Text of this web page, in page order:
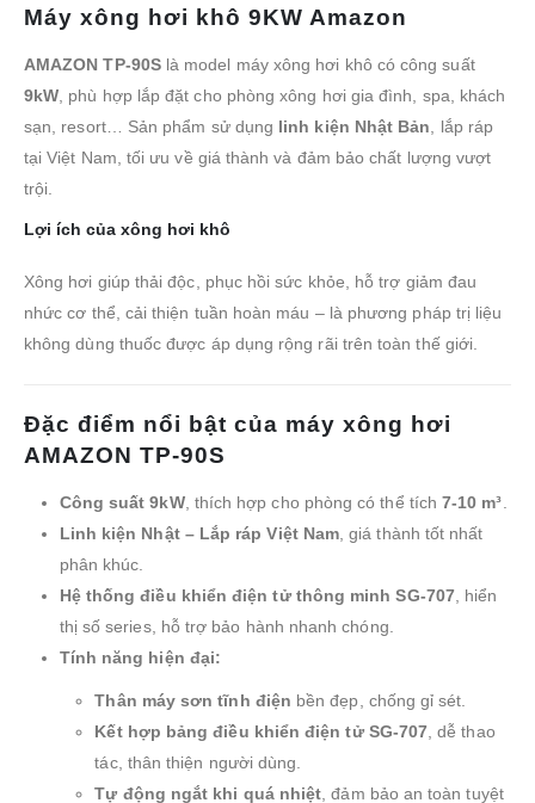
Máy xông hơi khô 9KW Amazon
AMAZON TP-90Slà model máy xông hơi khô có công suất
9kW, phù hợp lắp đặt cho phòng xông hơi gia đình, spa, khách
sạn, resort… Sản phẩm sử dụng linh kiện Nhật Bản, lắp ráp
tại Việt Nam, tối ưu về giá thành và đảm bảo chất lượng vượt
trội.
Lợi ích của xông hơi khô
Xông hơi giúp thải độc, phục hồi sức khỏe, hỗ trợ giảm đau
nhức cơ thể, cải thiện tuần hoàn máu – là phương pháp trị liệu
không dùng thuốc được áp dụng rộng rãi trên toàn thế giới.
Đặc điểm nổi bật của máy xông hơi
AMAZON TP-90S
Công suất 9kW, thích hợp cho phòng có thể tích7-10 m³.
Linh kiện Nhật – Lắp ráp Việt Nam, giá thành tốt nhất
phân khúc.
Hệ thống điều khiển điện tử thông minh SG-707, hiển
thị số series, hỗ trợ bảo hành nhanh chóng.
Tính năng hiện đại:
Thân máy sơn tĩnh điện bền đẹp, chống gỉ sét.
Kết hợp bảng điều khiển điện tử SG-707, dễ thao
tác, thân thiện người dùng.
Tự động ngắt khi quá nhiệt, đảm bảo an toàn tuyệt